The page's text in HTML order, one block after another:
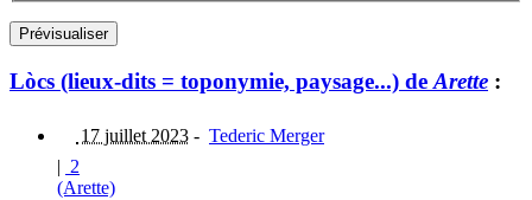
Lòcs (lieux-dits = toponymie, paysage...) de Arette :
17 juillet 2023 - Tederic Merger
| 2
(Arette)